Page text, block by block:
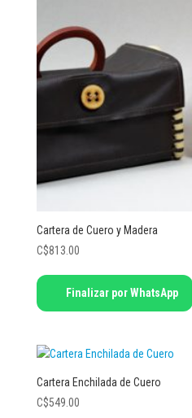
Cartera de Cuero y Madera
C$813.00
Este
producto
tiene
variantes.
opciones
se
Finalizar por WhatsApp
Cartera Enchilada de Cuero
C$549.00